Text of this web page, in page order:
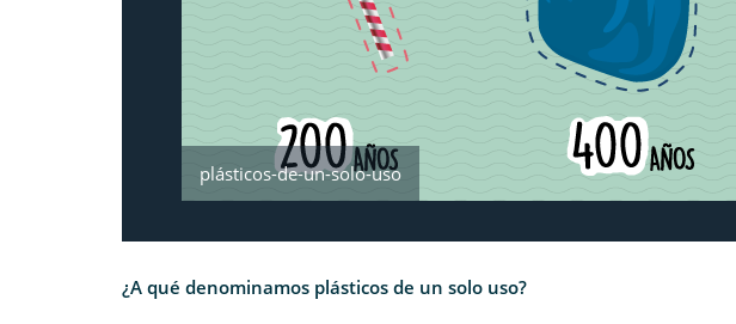
plásticos-de-un-solo-uso
¿A qué denominamos plásticos de un solo uso?